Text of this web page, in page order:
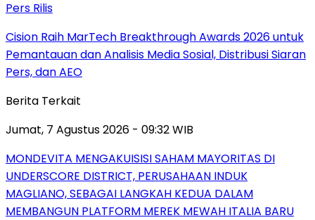
Pers Rilis
Cision Raih MarTech Breakthrough Awards 2026 untuk
Pemantauan dan Analisis Media Sosial, Distribusi Siaran
Pers, dan AEO
Berita Terkait
Jumat, 7 Agustus 2026 - 09:32 WIB
MONDEVITA MENGAKUISISI SAHAM MAYORITAS DI
UNDERSCORE DISTRICT, PERUSAHAAN INDUK
MAGLIANO, SEBAGAI LANGKAH KEDUA DALAM
MEMBANGUN PLATFORM MEREK MEWAH ITALIA BARU